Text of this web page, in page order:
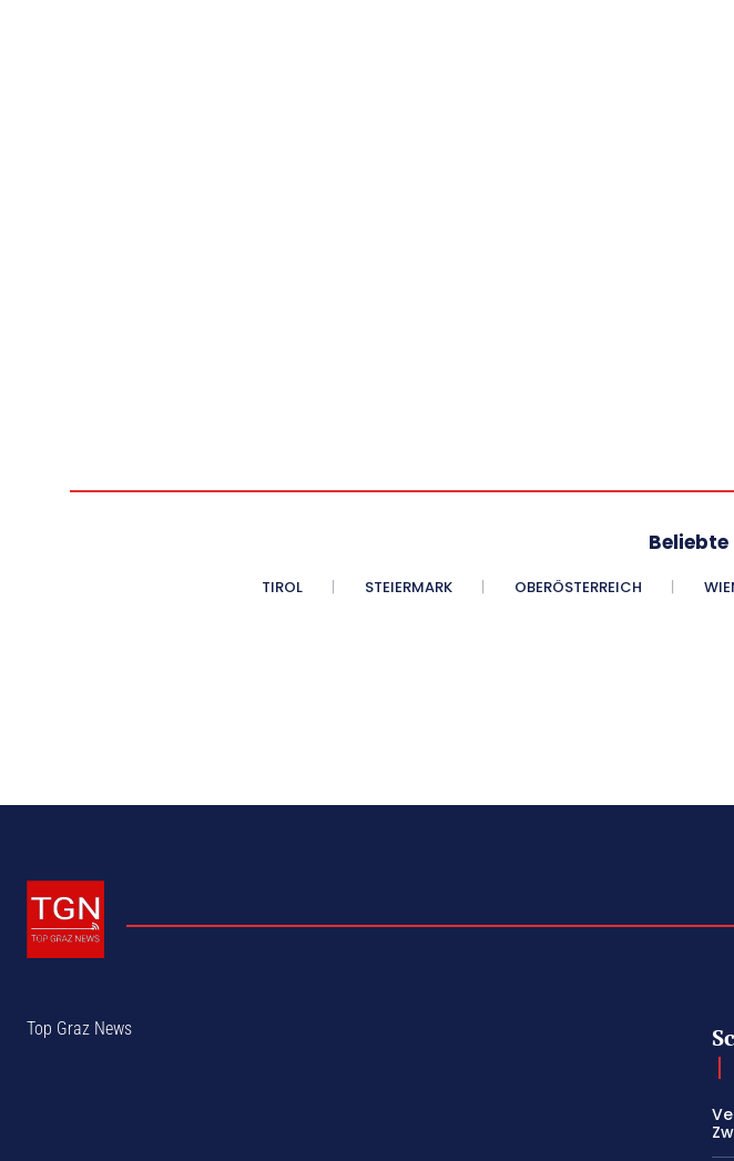
TIROL STEIERMARK OBERÖSTERREICH
Top Graz News